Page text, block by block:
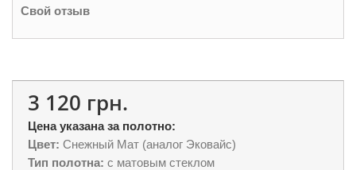
Свой отзыв
3 120 грн.
Цена указана за полотно:
Цвет: Снежный Мат (аналог Эковайс)
Тип полотна: с матовым стеклом